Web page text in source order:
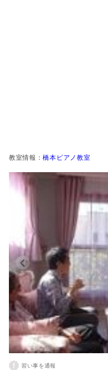
教室情報：橋本ピアノ教室
習い事を通報